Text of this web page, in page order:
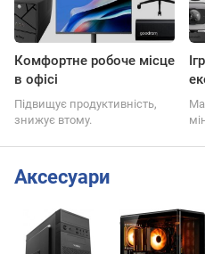
Комфортне робоче місце
в офісі
Підвищує продуктивність,
знижує втому.
Аксесуари